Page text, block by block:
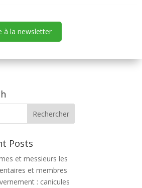
à la newsletter
Posts
et messieurs les
et membres
: canicules